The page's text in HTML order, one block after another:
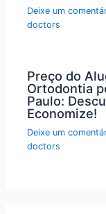
Deixe um
doctors
Preço do
Ortodontia
Paulo:
Economize!
Deixe um
doctors